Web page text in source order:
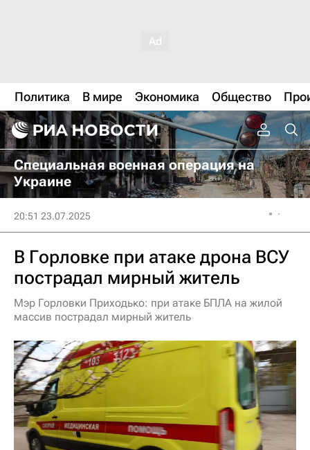
Политика В мире Экономика Общество
Специальная военная операция на
Украине
20:51 23.07.2025
В Горловке при атаке дрона ВСУ
пострадал мирный житель
Мэр Горловки Приходько: при атаке БПЛА на жилой
массив пострадал мирный житель